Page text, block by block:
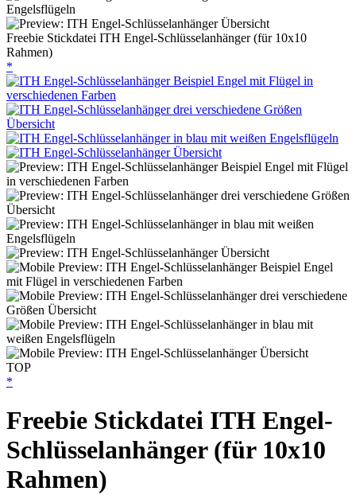
Freebie Stickdatei ITH Engel-Schlüsselanhänger (für 10x10
Rahmen)
*
TOP
*
Freebie Stickdatei ITH Engel-
Schlüsselanhänger (für 10x10
Rahmen)